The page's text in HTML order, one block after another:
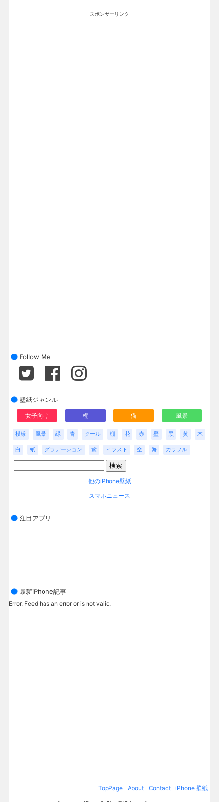
スポンサーリンク
Follow Me
壁紙ジャンル
女子向け 棚 猫 風景
模様 風景 緑 青 クール 棚 花 赤 壁 黒 黄 木
白 紙 グラデーション 紫 イラスト 空 海 カラフル
他のiPhone壁紙
スマホニュース
注目アプリ
最新iPhone記事
Error: Feed has an error or is not valid.
TopPage About Contact iPhone 壁紙